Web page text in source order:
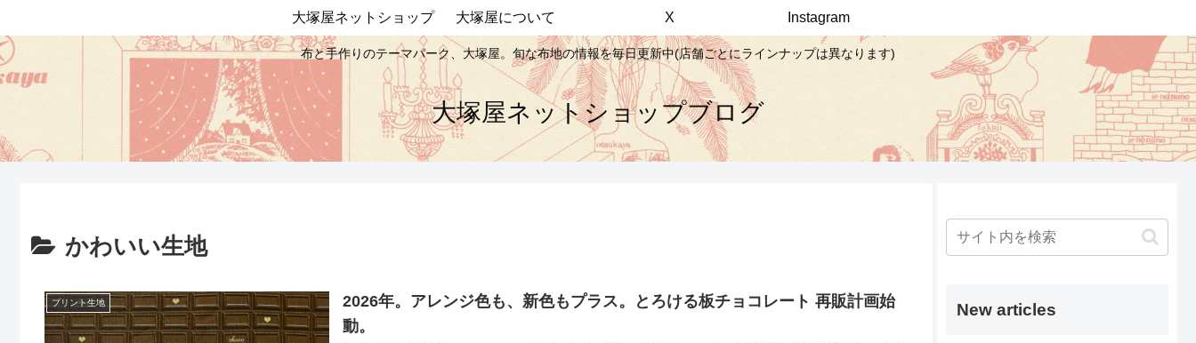
布と手作りのテーマパーク、大塚屋。旬な布地の情報を毎日更新中(店舗ごとにラインナップは異なります)
大塚屋ネットショップブログ
大塚屋ネットショップ 大塚屋について X Instagram
かわいい生地
プリント生地
2026年。アレンジ色も、新色もプラス。とろける板チョコレート 再販計画始
動。
New articles